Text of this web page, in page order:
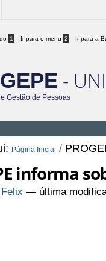
1 Ir para o menu 2 Ir para a
-
Gestão de Pessoas
Página Inicial /
informa
— última